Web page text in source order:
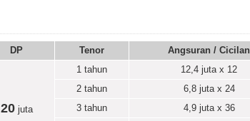
DP Tenor Angsuran / Cicilan
20juta
1 tahun 12,4 juta x 12
2 tahun
6,8juta x 24
3 tahun
4,9juta x 36